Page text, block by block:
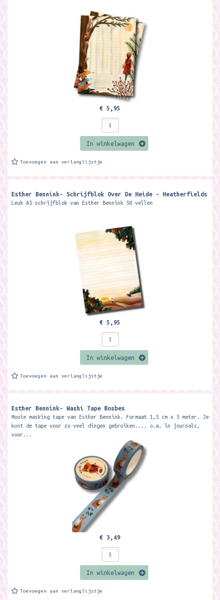
€ 5,95
In winkelwagen
Toevoegen aan verlanglijstje
Esther Bennink- Schrijfblok Over De Heide - Heatherfields
Leuk A5 schrijfblok van Esther Bennink 50 vellen
€ 5,95
In winkelwagen
Toevoegen aan verlanglijstje
Esther Bennink- Washi Tape Bosbes
Mooie masking tape van Esther Bennink. Formaat 1,5 cm x 5 meter. Je
kunt de tape voor zo veel dingen gebruiken.... o.a. in journals,
voor...
€ 3,49
In winkelwagen
Toevoegen aan verlanglijstje